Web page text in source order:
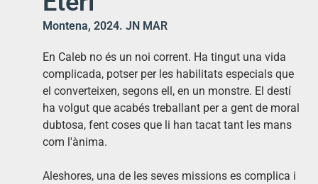
Montena, 2024. JN MAR
En Caleb no és un noi corrent. Ha tingut una vida
complicada, potser per les habilitats especials que
el converteixen, segons ell, en un monstre. El destí
ha volgut que acabés treballant per a gent de moral
dubtosa, fent coses que li han tacat tant les mans
com l'ànima.
Aleshores, una de les seves missions es complica i